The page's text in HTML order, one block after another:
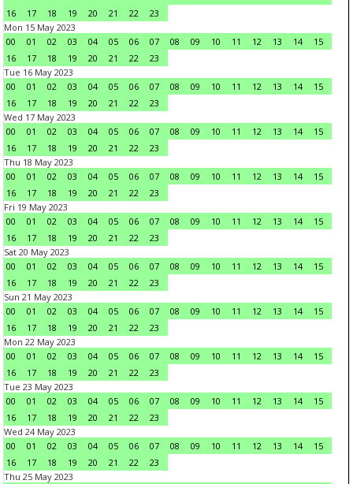
16
17 18 19 20 21 22
23
Mon 15 May 2023
00
01 02 03 04 05 06 07 08 09 10 11 12 13 14
15
16
17 18 19 20 21 22
23
Tue 16 May 2023
00
01 02 03 04 05 06 07 08 09 10 11 12 13 14
15
16
17 18 19 20 21 22
23
Wed 17 May 2023
00
01 02 03 04 05 06 07 08 09 10 11 12 13 14
15
16
17 18 19 20 21 22
23
Thu 18 May 2023
00
01 02 03 04 05 06 07 08 09 10 11 12 13 14
15
16
17 18 19 20 21 22
23
Fri 19 May 2023
00
01 02 03 04 05 06 07 08 09 10 11 12 13 14
15
16
17 18 19 20 21 22
23
Sat 20 May 2023
00
01 02 03 04 05 06 07 08 09 10 11 12 13 14
15
16
17 18 19 20 21 22
23
Sun 21 May 2023
00
01 02 03 04 05 06 07 08 09 10 11 12 13 14
15
16
17 18 19 20 21 22
23
Mon 22 May 2023
00
01 02 03 04 05 06 07 08 09 10 11 12 13 14
15
16
17 18 19 20 21 22
23
Tue 23 May 2023
00
01 02 03 04 05 06 07 08 09 10 11 12 13 14
15
16
17 18 19 20 21 22
23
Wed 24 May 2023
00
01 02 03 04 05 06 07 08 09 10 11 12 13 14
15
16
17 18 19 20 21 22
23
Thu 25 May 2023